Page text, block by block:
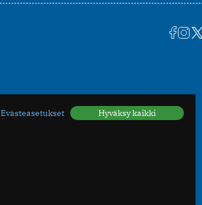
Evästeasetukset Hyväksy kaikki